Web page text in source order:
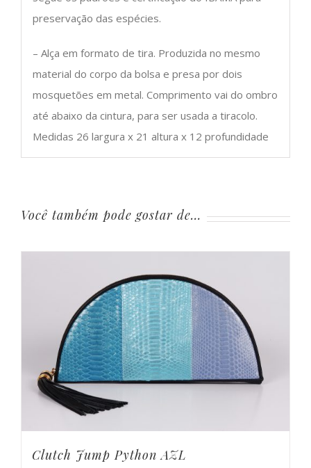
preservação das espécies.
– Alça em formato de tira. Produzida no mesmo
material do corpo da bolsa e presa por dois
mosquetões em metal. Comprimento vai do ombro
até abaixo da cintura, para ser usada a tiracolo.
Medidas 26 largura x 21 altura x 12 profundidade
Você também pode gostar de…
Clutch Jump Python AZL